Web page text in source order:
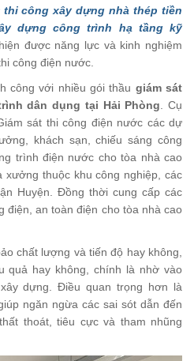
thi công xây dựng nhà thép tiền
dựng công trình hạ tầng kỹ
được năng lực và kinh nghiệm
công điện nước.
công với nhiều gói thầu giám sát
dân dụng tại Hải Phòng . Cụ
sát thi công điện nước các dự
khách sạn, chiếu sáng công
trình điện nước cho tòa nhà cao
xưởng thuộc khu công nghiệp, các
Huyện. Đồng thời cung cấp các
điện, an toàn điện cho tòa nhà cao
chất lượng và tiến độ hay không,
quả hay không, chính là nhờ vào
dựng. Điều quan trọng hơn là
ngăn ngừa các sai sót dẫn đến
thoát, tiêu cực và tham nhũng